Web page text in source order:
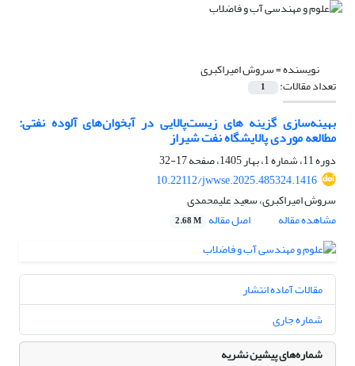
نویسنده =سروش امیراکبری
تعداد مقالات: 1
بهینه‌سازی گزینه های زیست‌‌پالایی در آبخوان‌های آلوده نفتی:
مطالعه موردی پالایشگاه نفت شیراز
دوره 11، شماره 1، بهار 1405، صفحه
17-32
10.22112/jwwse.2025.485324.1416
سروش امیراکبری، سعید علیمحمدی
مشاهده مقاله
اصل مقاله 2.68 M
مقالات آماده انتشار
شماره جاری
شماره‌های پیشین نشریه